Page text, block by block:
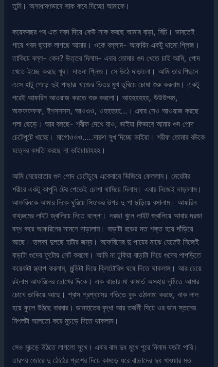
তুমি। অসাধারণভাবে সাক করে দিচ্ছো আমাকে।
কয়েকবছর পর এত দরদ দিয়ে কেউ সাক করছে আমার বাড়া, বিচি। ভাবতেই
গায়ে গরম ছ্যাক লাগছে আমার। ওকে বল্লাম- আফরিন একটু থামো প্লিজ।
তাকিয়ে বল্ল- কেন? উত্তর দিলাম- এবার তোমার গুদ খেতে চাই আমি, পোদ
খেতে ইচ্ছে করছে খুব। দাওনা প্লিজ। সে উঠে দাড়ালো। আমি তার পিছনে
এসে হাটু গেড়ে দুই পাছার৷ খাজের ভিতর মুখ ডুবিয়ে চোষা শুরু করলাম। একটু
পরেই আফরিন আওয়াজ করতে শুরু করলো। আহহহহহহ, উউউম্মম,
অফফফফফ, ইশসসসস, আওওও, ওহহহহহ…। এবার সেও আওয়াজ করছে
গলা ছেড়ে। আর বলছে- শরীফ দেখে যাও, ভাইয়া কিভাবে আমার গুদ পোদ
চেটেপুটে খাচ্ছে। মাগোওওও…..দারুণ সুখ দিচ্ছে ভাইয়া। শরীফ তোমার বউকে
যত্নের কমতি করছে না ভাইয়ায়াহহহ।
আমি মেয়েয়াতার গুদ পোদ চেটেচুষে একেবারে ভিজিয়ে ফেললাম। মেয়েটার
শরীরে একটু কাপুনি টের পেতেই চোশা থামিয়ে দিলাম। এবার নিজেই দাড়ালাম।
আফরিনকে আমার দিকে ঘুরিয়ে সিংকের উপর দু পা ছড়িয়ে বসালাম। আফরিন
বাথ্রুমের লাইট জ্বালিয়ে দিতে বল্লো। দরজা খুলে লাইট জ্বালিয়ে আবার দরজা
বন্ধ করে আফরিনের সামনে দাড়ালাম। বাড়াটা রডের মত শক্ত হয়ে দাঁড়িয়ে
আছে। হালকা দুলছে হাটার জন্য। আফরিনের দু পায়ের মাঝে যেতেই নিজেই
বাড়াটা গুদের ফুটোয় সেট করলো। আমি না ঢুকিয়া বাড়াটা দিয়ে গুদের পাপড়িতে
কয়েকটা স্ল্যাপ করলাম, মুন্ডিটা দিয়ে ক্লিটোরিস ঘষে দিতে থাকলাম। আর চেয়ে
রইলাম আফরিনের চোখের দিকে। এক বাচ্চার মা কামার্ত অসহায় দৃষ্টিতে আমার
চোখে তাকিয়ে আছে। শ্বাস প্রশ্বাসের গতিতে বুক ওঠানামা করছে, নাক লাল
হয়ে ফুলে উঠছে বারবার। ডানহাতের বৃদ্ধা আর তর্জনী দিয়ে ওর ডান স্তনের
নিপলটা আলতো করে মুচড়ে দিতে থাকলাম।
সেও মুচড়ে উঠতে লাগলো সুখে। এবার বাম দুধ মুখে পুরে নিলাম যতটা পারি।
তারপর জোরে দু ঠোঠের প্রশের দিয়ে কামড়ে ধরে বাচ্চাদের দুধ খাওয়ার মত